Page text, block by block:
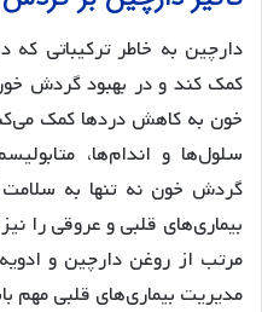
دارچین به خاطر ترکیباتی
کمک کند و در بهبود گردش
خون به کاهش دردها کمک
سلول‌ها و اندام‌ها،
گردش خون نه تنها به
بیماری‌های قلبی و عروقی را
مرتب از روغن دارچین و
مدیریت بیماری‌های قلبی مهم